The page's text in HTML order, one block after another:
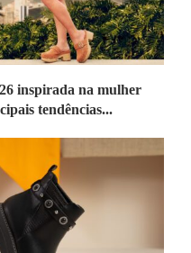
inspirada na mulher
tendências...